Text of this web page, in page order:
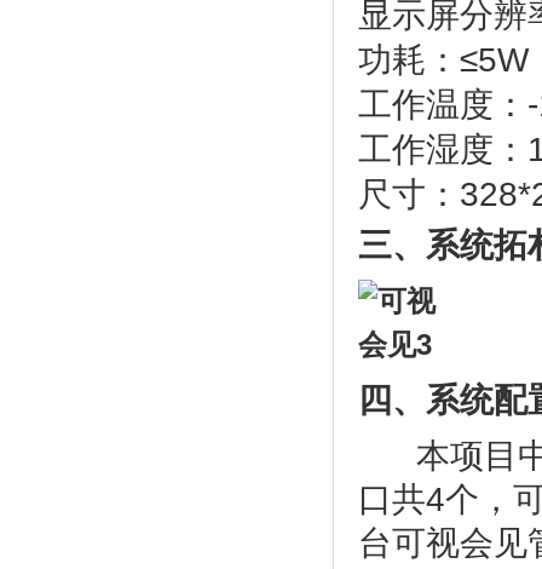
显示屏分辨
功耗：≤5W
工作温度
工作湿度：
尺寸：
三、系统拓
四、系统配
本项目中
口共4个，
台可视会见